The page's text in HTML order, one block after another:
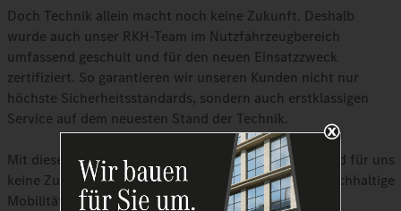
Doch Technik allein macht noch keine Zukunft. Deshalb
wurde auch unser RKH-Team im Nutzfahrzeugbereich
umfassend geschult und für den neuen Einsatzzweck
zertifiziert. So garantieren wir unseren Kunden nicht nur
höchste Sicherheitsstandards, sondern auch erstklassigen
Service auf dem neuesten Stand der Technik.
Mit dieser Investition beweisen wir: Innovationen sind für uns
keine Zukunftsmusik, sondern gelebte Praxis – für nachhaltige
Mobilität und den Erfolg unserer Kunden.